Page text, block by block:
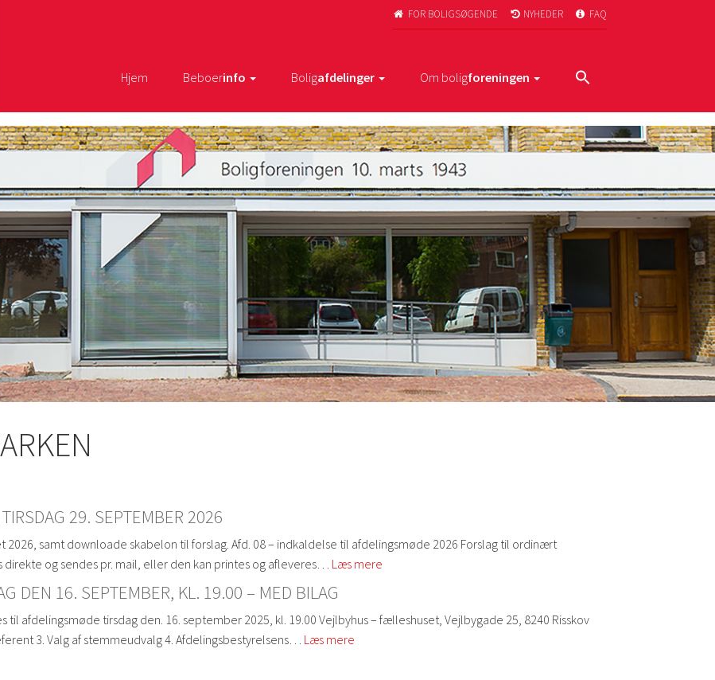
 FOR BOLIGSØGENDE  NYHEDER  FAQ
Hjem Beboerinfo Boligafdelinger Om boligforeningen
29. SEPTEMBER 2026
samt downloade skabelon til forslag. Afd. 08 – indkaldelse til afdelingsmøde 2026 Forslag til ordinært
og sendes pr. mail, eller den kan printes og afleveres… Læs mere
DEN 16. SEPTEMBER, KL. 19.00 – MED BILAG
afdelingsmøde tirsdag den. 16. september 2025, kl. 19.00 Vejlbyhus – fælleshuset, Vejlbygade 25, 8240 Risskov
3. Valg af stemmeudvalg 4. Afdelingsbestyrelsens… Læs mere